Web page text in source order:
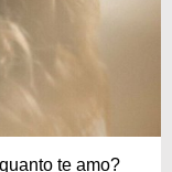
te amo?